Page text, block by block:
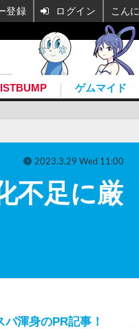
ゲムマイド
不足に厳
2023.3.29 Wed 11:00
パ渾身のPR記事！
登録 ログイン こん